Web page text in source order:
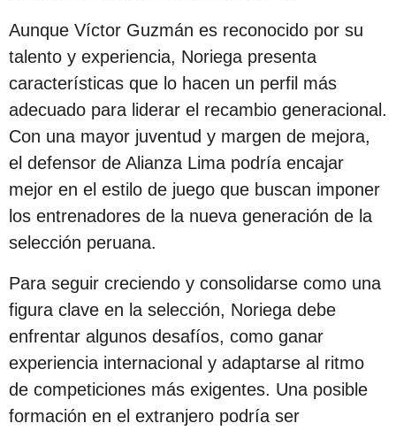
Aunque Víctor Guzmán es reconocido por su
talento y experiencia, Noriega presenta
características que lo hacen un perfil más
adecuado para liderar el recambio generacional.
Con una mayor juventud y margen de mejora,
el defensor de Alianza Lima podría encajar
mejor en el estilo de juego que buscan imponer
los entrenadores de la nueva generación de la
selección peruana.
Para seguir creciendo y consolidarse como una
figura clave en la selección, Noriega debe
enfrentar algunos desafíos, como ganar
experiencia internacional y adaptarse al ritmo
de competiciones más exigentes. Una posible
formación en el extranjero podría ser